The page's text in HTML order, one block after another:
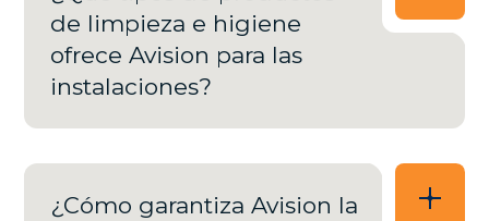
de limpieza e higiene
ofrece Avision para las
instalaciones?
¿Cómo garantiza Avision la